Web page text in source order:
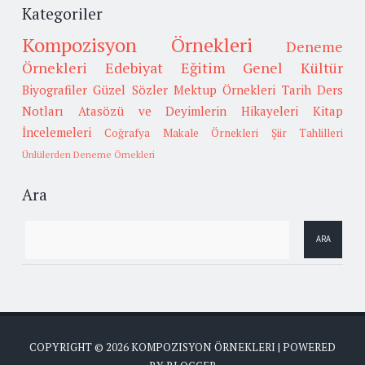
Kategoriler
Kompozisyon Örnekleri
Deneme
Örnekleri
Edebiyat Eğitim Genel Kültür
Biyografiler Güzel Sözler Mektup Örnekleri Tarih Ders
Notları
Atasözü ve Deyimlerin Hikayeleri
Kitap
İncelemeleri
Coğrafya Makale Örnekleri Şiir Tahlilleri
Ünlülerden Deneme Örnekleri
Ara
COPYRIGHT © 2026KOMPOZISYON ÖRNEKLERI | POWERED